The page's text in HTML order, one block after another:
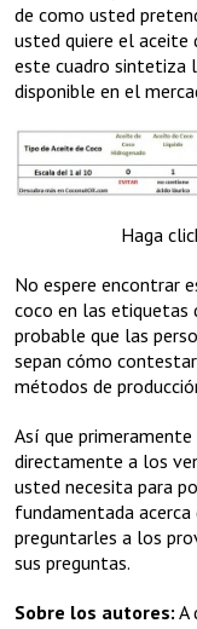
de como usted
usted quiere el aceite
este cuadro sintetiza
disponible en el
Haga
No espere encontrar
coco en las etiquetas
probable que las
sepan cómo
métodos de
Así que
directamente a los
usted necesita para
fundamentada
preguntarles a los
sus preguntas.
Sobre los autores: A